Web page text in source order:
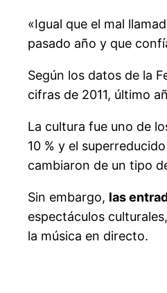
«Igual que el mal
pasado año y que
Según los datos de la
cifras de 2011, último
La cultura fue uno de
10 % y el
cambiaron de un tipo
Sin embargo, las
espectáculos
la música en directo.